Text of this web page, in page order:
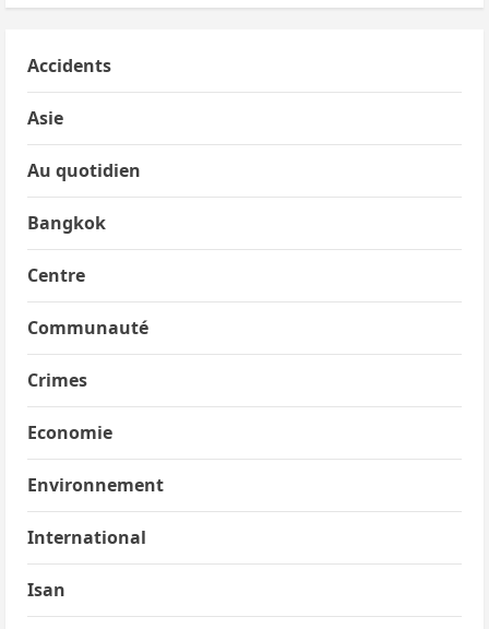
Accidents
Asie
Au quotidien
Bangkok
Centre
Communauté
Crimes
Economie
Environnement
International
Isan